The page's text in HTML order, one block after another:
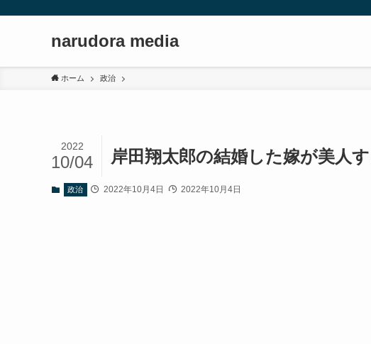
narudora media
ホーム 政治
岸田翔太郎の結婚した嫁が美人
2022
10/04
政治 2022年10月4日 2022年10月4日